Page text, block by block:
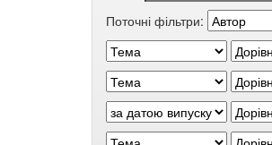
Поточні фільтри: